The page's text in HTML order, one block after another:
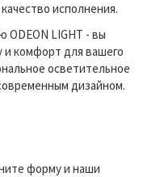
исполнения.
ODEON LIGHT - вы
и комфорт для вашего
осветительное
дизайном.
форму и наши